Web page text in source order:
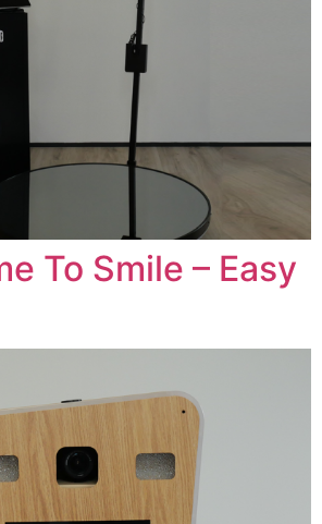
To Smile – Easy